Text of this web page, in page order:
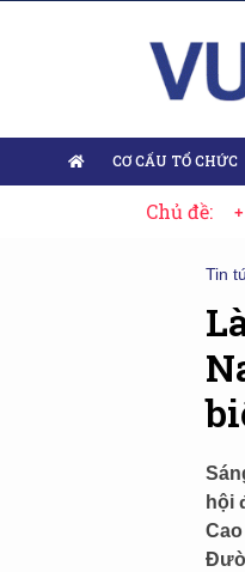
CƠ CẤU TỔ CHỨC
Chủ đề:
Đại hội đại biểu Đảng bộ
Tin
hội